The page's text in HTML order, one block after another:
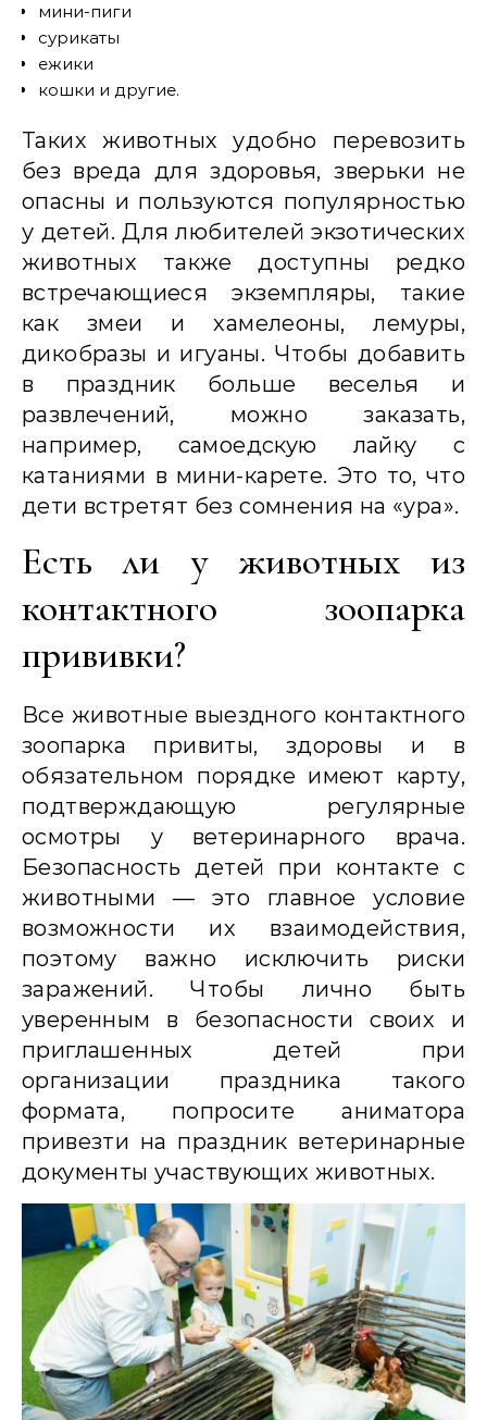
мини-пиги
сурикаты
ежики
кошки и другие.
Таких животных удобно перевозить
без вреда для здоровья, зверьки не
опасны и пользуются популярностью
у детей. Для любителей экзотических
животных также доступны редко
встречающиеся экземпляры, такие
как змеи и хамелеоны, лемуры,
дикобразы и игуаны. Чтобы добавить
в праздник больше веселья и
развлечений, можно заказать,
например, самоедскую лайку с
катаниями в мини-карете. Это то, что
дети встретят без сомнения на «ура».
Есть ли у животных из
контактного зоопарка
прививки?
Все животные выездного контактного
зоопарка привиты, здоровы и в
обязательном порядке имеют карту,
подтверждающую регулярные
осмотры у ветеринарного врача.
Безопасность детей при контакте с
животными — это главное условие
возможности их взаимодействия,
поэтому важно исключить риски
заражений. Чтобы лично быть
уверенным в безопасности своих и
приглашенных детей при
организации праздника такого
формата, попросите аниматора
привезти на праздник ветеринарные
документы участвующих животных.